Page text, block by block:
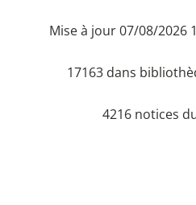
Mise à jour 07/08/2026
17163 dans
4216 notices